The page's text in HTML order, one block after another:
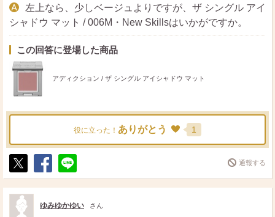
左上なら、少しベージュよりですが、ザ シングル アイ
シャドウ マット / 006M・New Skillsはいかがですか。
この回答に登場した商品
アディクション / ザ シングル アイシャドウ マット
役に立った！ ありがとう 1
ポ
ス
ト
シ
ェ
送
る
通報する
ゆみゆかゆい さん